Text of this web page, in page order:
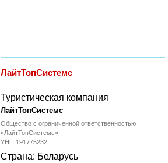
ЛайтТопСистемс
Туристическая компания
ЛайтТопСистемс
Общество с ограниченной ответственностью
«ЛайтТопСистемс»
УНП 191775232
Страна: Беларусь